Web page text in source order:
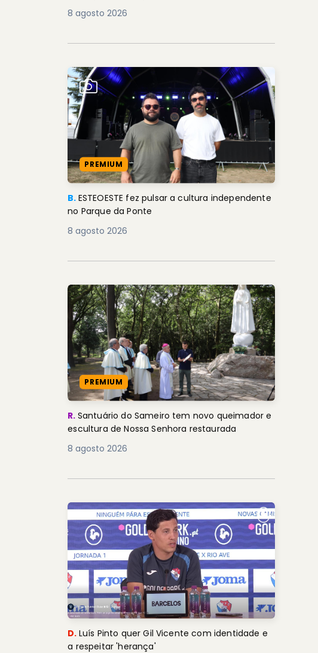
8 agosto 2026
PREMIUM
B. ESTEOESTE fez pulsar a cultura independente
no Parque da Ponte
8 agosto 2026
PREMIUM
R. Santuário do Sameiro tem novo queimador e
escultura de Nossa Senhora restaurada
8 agosto 2026
D. Luís Pinto quer Gil Vicente com identidade e
a respeitar 'herança'